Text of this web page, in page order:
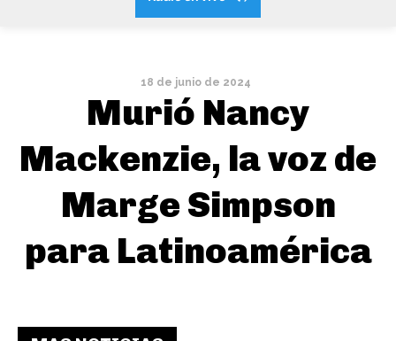
18 de junio de 2024
Murió Nancy
Mackenzie, la voz de
Marge Simpson
para Latinoamérica